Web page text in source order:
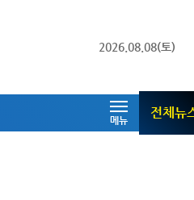
2026.08.08(토)
메뉴 전체뉴